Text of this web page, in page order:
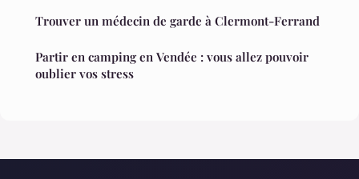
Trouver un médecin de garde à Clermont-Ferrand
Partir en camping en Vendée : vous allez pouvoir
oublier vos stress